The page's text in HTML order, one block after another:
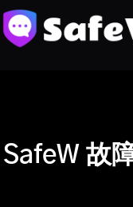
跳
至
内
SafeW 故